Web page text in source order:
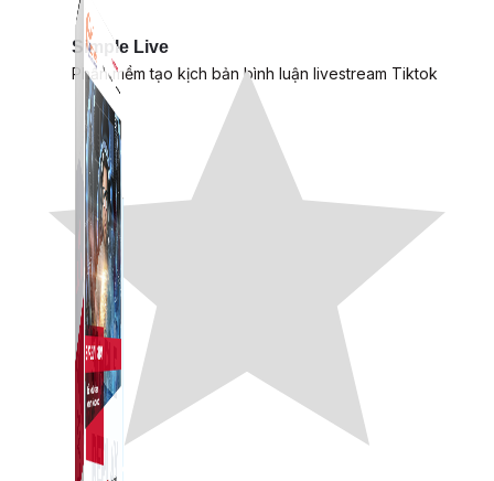
Simple Live
Phần mềm tạo kịch bản bình luận livestream Tiktok